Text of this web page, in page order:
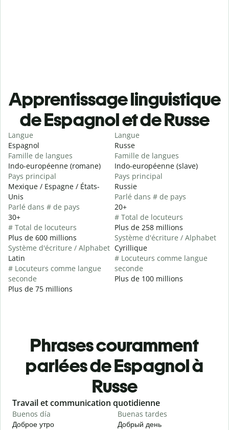
Apprentissage linguistique
de Espagnol et de Russe
Langue
Espagnol
Famille de langues
Indo-européenne (romane)
Pays principal
Mexique / Espagne / États-
Unis
Parlé dans # de pays
30+
# Total de locuteurs
Plus de 600 millions
Système d'écriture / Alphabet
Latin
# Locuteurs comme langue
seconde
Plus de 75 millions
Langue
Russe
Famille de langues
Indo-européenne (slave)
Pays principal
Russie
Parlé dans # de pays
20+
# Total de locuteurs
Plus de 258 millions
Système d'écriture / Alphabet
Cyrillique
# Locuteurs comme langue
seconde
Plus de 100 millions
Phrases couramment
parlées de Espagnol à
Russe
Slide 1 of 6
Travail et communication quotidienne
Buenos día
Доброе утро
Buenas tardes
Добрый день